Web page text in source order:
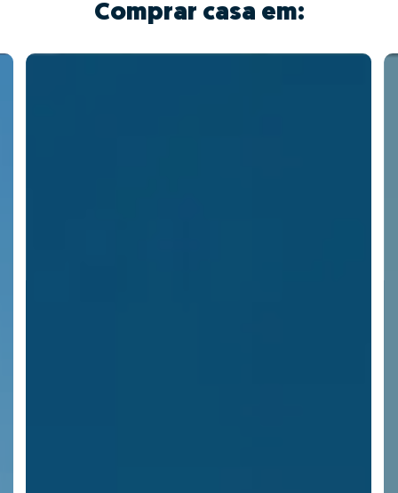
Comprar casa em: